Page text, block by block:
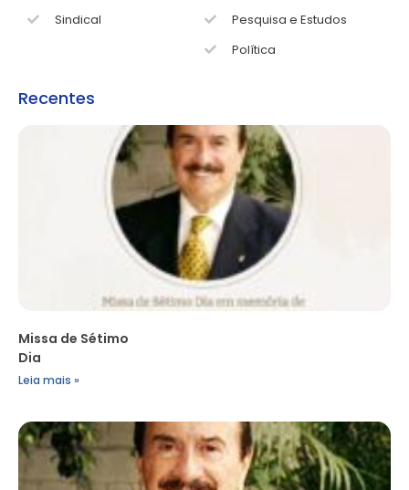
Sindical
Pesquisa e Estudos
Política
Recentes
Missa de Sétimo
Dia
Leia mais »